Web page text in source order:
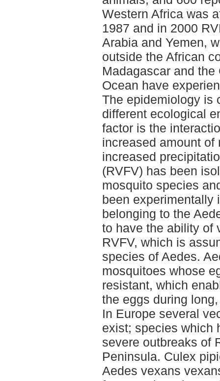
Western Africa was
1987 and in 2000
Arabia and Yemen,
outside the African
Madagascar and
Ocean have
The epidemiology is
different ecological
factor is the
increased amount
increased
(RVFV) has been
mosquito species
been experimentally
belonging to the
to have the ability of
RVFV, which is
species of Aedes.
mosquitoes whose
resistant, which
the eggs during
In Europe several
exist; species which
severe outbreaks of
Peninsula. Culex
Aedes vexans